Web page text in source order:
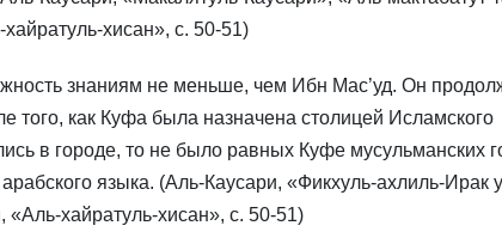
хисан», с. 50-51)
знаниям не меньше, чем Ибн Мас’уд. Он
того, как Куфа была назначена столицей Исламского
в городе, то не было равных Куфе мусульманских
языка. (Аль-Каусари, «Фикхуль-ахлиль-Ирак
хайратуль-хисан», с. 50-51)